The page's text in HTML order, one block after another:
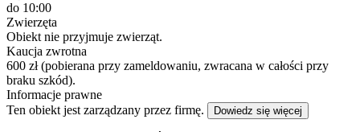
do 10:00
Zwierzęta
Obiekt nie przyjmuje zwierząt.
Kaucja zwrotna
600 zł (pobierana przy zameldowaniu, zwracana w całości przy
braku szkód).
Informacje prawne
Ten obiekt jest zarządzany przez firmę.
Dowiedz się więcej